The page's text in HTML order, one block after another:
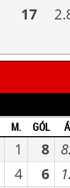
17
M. GÓL
1 8
4 6